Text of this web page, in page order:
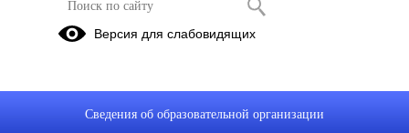
ДОПОЛНИТЕЛЬНОЕ
ОБРАЗОВАНИЕ
ОБЩЕРАЗВИВАЮЩИЕРЕГИСТРАЦИИ
Версия для слабовидящих
Сведения об образовательной организации